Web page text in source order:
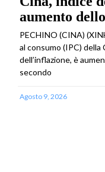
aumento
PECHINO (CINA)
al consumo (IPC)
dell’inflazione, è
secondo
Agosto 9, 2026